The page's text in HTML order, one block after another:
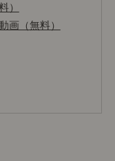
）
画（無料）